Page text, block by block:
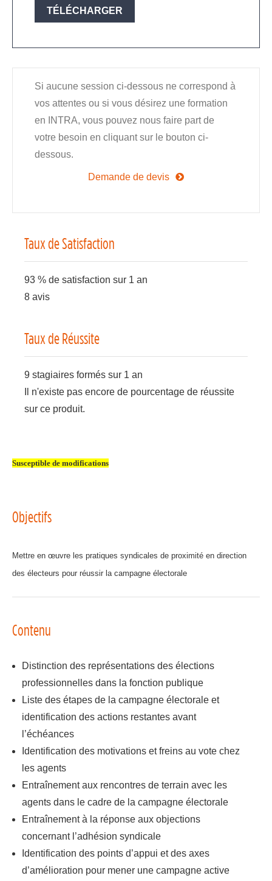
TÉLÉCHARGER
Si aucune session ci-dessous ne correspond à
vos attentes ou si vous désirez une formation
en INTRA, vous pouvez nous faire part de
votre besoin en cliquant sur le bouton ci-
dessous.
Demande de devis
Taux de Satisfaction
93 % de satisfaction sur 1 an
8 avis
Taux de Réussite
9 stagiaires formés sur 1 an
Il n'existe pas encore de pourcentage de réussite
sur ce produit.
Susceptible de modifications
Objectifs
Mettre en œuvre les pratiques syndicales de proximité en direction
des électeurs pour réussir la campagne électorale
Contenu
Distinction des représentations des élections
professionnelles dans la fonction publique
Liste des étapes de la campagne électorale et
identification des actions restantes avant
l’échéances
Identification des motivations et freins au vote chez
les agents
Entraînement aux rencontres de terrain avec les
agents dans le cadre de la campagne électorale
Entraînement à la réponse aux objections
concernant l’adhésion syndicale
Identification des points d’appui et des axes
d’amélioration pour mener une campagne active